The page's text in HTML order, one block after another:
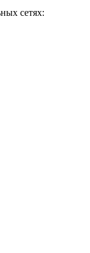
сетях: